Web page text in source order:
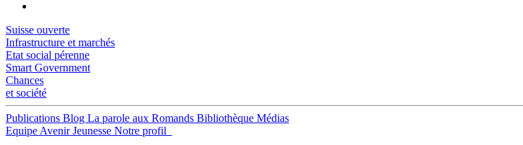
Suisse ouverte
Infrastructure et marchés
Etat social pérenne
Smart Government
Chances
et société
Publications Blog La parole aux Romands Bibliothèque Médias
Equipe Avenir Jeunesse Notre profil